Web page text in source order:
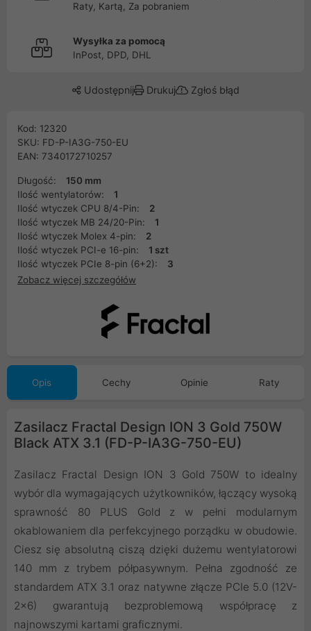
Raty, Kartą, Za pobraniem
Wysyłka za pomocą
InPost, DPD, DHL
Udostępnij Drukuj Zgłoś błąd
Kod: 12320
SKU: FD-P-IA3G-750-EU
EAN: 7340172710257
Długość:
150 mm
Ilość wentylatorów:
1
Ilość wtyczek CPU 8/4-Pin:
2
Ilość wtyczek MB 24/20-Pin:
1
Ilość wtyczek Molex 4-pin:
2
Ilość wtyczek PCI-e 16-pin:
1 szt
Ilość wtyczek PCIe 8-pin (6+2):
3
Zobacz więcej szczegółów
Opis Cechy Opinie Raty
Zasilacz Fractal Design ION 3 Gold 750W
Black ATX 3.1 (FD-P-IA3G-750-EU)
Zasilacz Fractal Design ION 3 Gold 750W to idealny
wybór dla wymagających użytkowników, łączący wysoką
sprawność 80 PLUS Gold z w pełni modularnym
okablowaniem dla perfekcyjnego porządku w obudowie.
Ciesz się absolutną ciszą dzięki dużemu wentylatorowi
140 mm z trybem półpasywnym. Pełna zgodność ze
standardem ATX 3.1 oraz natywne złącze PCIe 5.0 (12V-
2x6) gwarantują bezproblemową współpracę z
najnowszymi kartami graficznymi.